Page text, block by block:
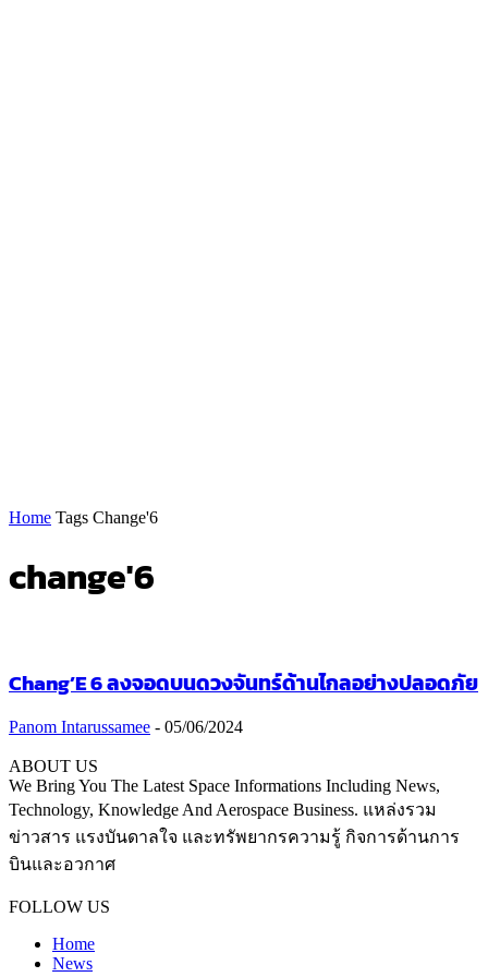
Home Tags Change'6
change'6
Chang’E 6 ลงจอดบนดวงจันทร์ด้านไกลอย่างปลอดภัย
Panom Intarussamee - 05/06/2024
ABOUT US
We Bring You The Latest Space Informations Including News,
Technology, Knowledge And Aerospace Business. แหล่งรวม
ข่าวสาร แรงบันดาลใจ และทรัพยากรความรู้ กิจการด้านการ
บินและอวกาศ
FOLLOW US
Home
News